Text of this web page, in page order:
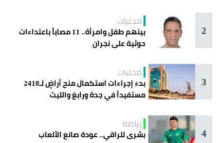
2
محليات
بينهم طفل وامرأة.. 11 مصاباً باعتداءات
حوثية على نجران
3
محليات
بدء إجراءات استكمال منح أراضٍ لـ2418
مستفيداً في جدة ورابغ والليث
4
رياضة
بشرى للراقي.. عودة صانع الألعاب